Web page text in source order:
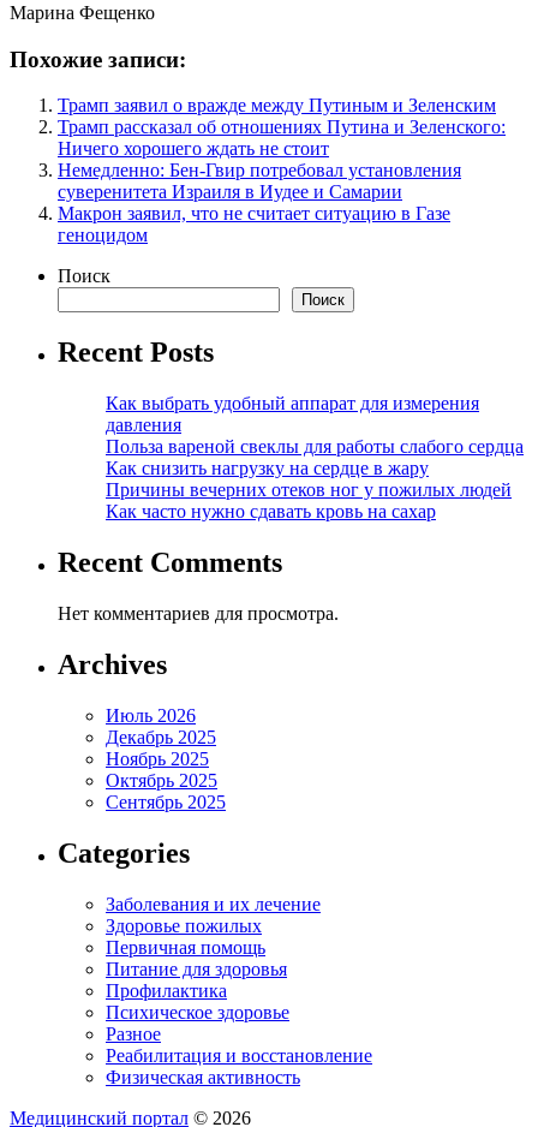
Марина Фещенко
Похожие записи:
Трамп заявил о вражде между Путиным и Зеленским
Трамп рассказал об отношениях Путина и Зеленского:
Ничего хорошего ждать не стоит
Немедленно: Бен-Гвир потребовал установления
суверенитета Израиля в Иудее и Самарии
Макрон заявил, что не считает ситуацию в Газе
геноцидом
Поиск
Поиск
Recent Posts
Как выбрать удобный аппарат для измерения
давления
Польза вареной свеклы для работы слабого сердца
Как снизить нагрузку на сердце в жару
Причины вечерних отеков ног у пожилых людей
Как часто нужно сдавать кровь на сахар
Recent Comments
Нет комментариев для просмотра.
Archives
Июль 2026
Декабрь 2025
Ноябрь 2025
Октябрь 2025
Сентябрь 2025
Categories
Заболевания и их лечение
Здоровье пожилых
Первичная помощь
Питание для здоровья
Профилактика
Психическое здоровье
Разное
Реабилитация и восстановление
Физическая активность
Медицинский портал © 2026